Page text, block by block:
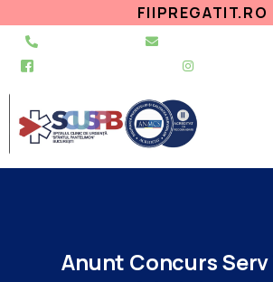
FIIPREGATIT.RO
Anunt ConcursServ